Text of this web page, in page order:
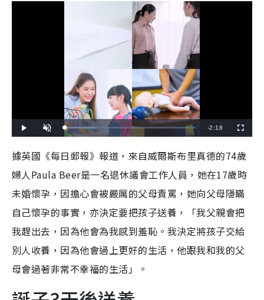
l
n
t
e
L
o
e
d
2
3
4
8
R
m
a
i
n
i
n
-2:18
u
s
c
e
e
據英國《每日郵報》報道，來自威爾斯布里真德的74歲
婦人Paula Beer是一名退休議會工作人員，她在17歲時
未婚懷孕，因擔心會被嚴厲的父母責罵，她向父母隱瞞
自己懷孕的事實，亦決定要把孩子送養，「我父親會把
我趕出去，因為他會為我感到羞恥。我決定將孩子交給
別人收養，因為他會過上更好的生活，他跟我和我的父
母會過著非常不幸福的生活」。